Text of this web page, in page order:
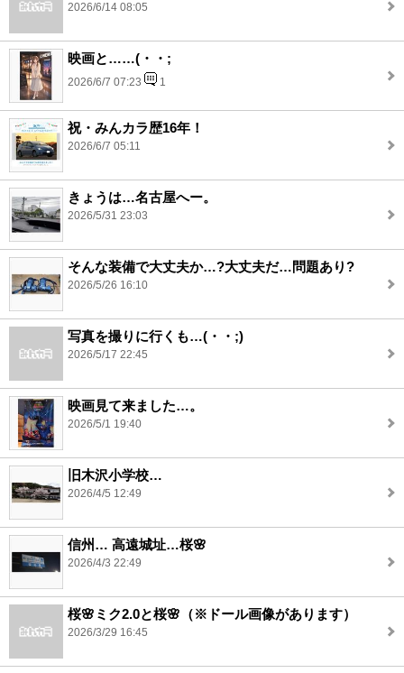
2026/6/14 08:05
映画と……(・・;
2026/6/7 07:23 1
祝・みんカラ歴16年！
2026/6/7 05:11
きょうは…名古屋へー。
2026/5/31 23:03
そんな装備で大丈夫か…?大丈夫だ…問題あり?
2026/5/26 16:10
写真を撮りに行くも…(・・;)
2026/5/17 22:45
映画見て来ました…。
2026/5/1 19:40
旧木沢小学校…
2026/4/5 12:49
信州… 高遠城址…桜🌸
2026/4/3 22:49
桜🌸ミク2.0と桜🌸（※ドール画像があります）
2026/3/29 16:45